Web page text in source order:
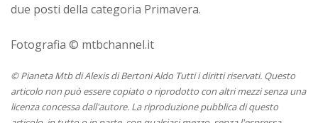
due posti della categoria Primavera.
Fotografia © mtbchannel.it
© Pianeta Mtb di Alexis di Bertoni Aldo Tutti i diritti riservati. Questo
articolo non può essere copiato o riprodotto con altri mezzi senza una
licenza concessa dall'autore. La riproduzione pubblica di questo